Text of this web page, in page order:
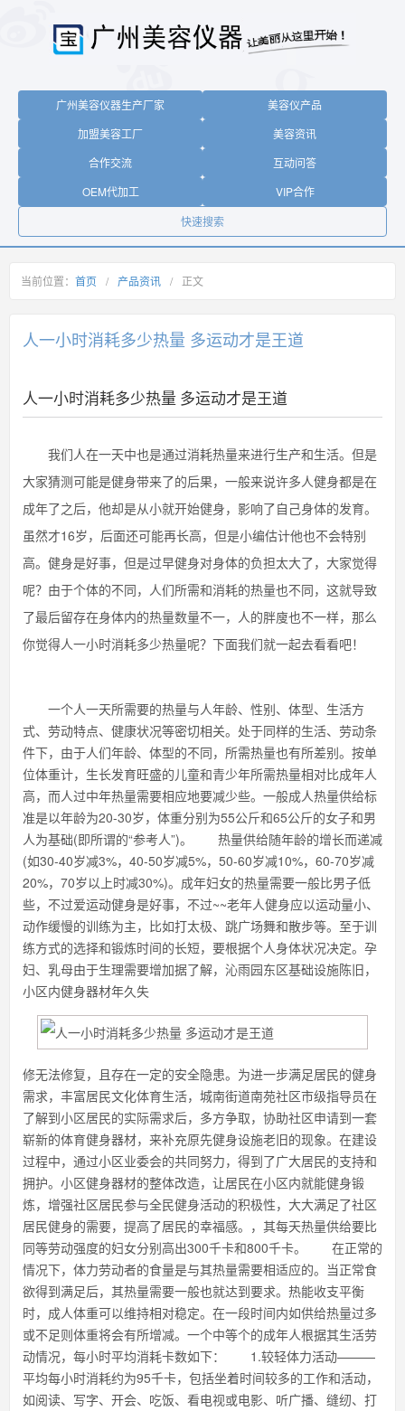
广州美容仪器生产厂家
美容仪产品
加盟美容工厂
美容资讯
合作交流
互动问答
OEM代加工
VIP合作
快速搜索
当前位置： 首页 / 产品资讯 / 正文
人一小时消耗多少热量 多运动才是王道
人一小时消耗多少热量 多运动才是王道
我们人在一天中也是通过消耗热量来进行生产和生活。但是
大家猜测可能是健身带来了的后果，一般来说许多人健身都是在
成年了之后，他却是从小就开始健身，影响了自己身体的发育。
虽然才16岁，后面还可能再长高，但是小编估计他也不会特别
高。健身是好事，但是过早健身对身体的负担太大了，大家觉得
呢？由于个体的不同，人们所需和消耗的热量也不同，这就导致
了最后留存在身体内的热量数量不一，人的胖廋也不一样，那么
你觉得人一小时消耗多少热量呢？下面我们就一起去看看吧！
一个人一天所需要的热量与人年龄、性别、体型、生活方
式、劳动特点、健康状况等密切相关。处于同样的生活、劳动条
件下，由于人们年龄、体型的不同，所需热量也有所差别。按单
位体重计，生长发育旺盛的儿童和青少年所需热量相对比成年人
高，而人过中年热量需要相应地要减少些。一般成人热量供给标
准是以年龄为20-30岁，体重分别为55公斤和65公斤的女子和男
人为基础(即所谓的“参考人”)。 热量供给随年龄的增长而递减
(如30-40岁减3%，40-50岁减5%，50-60岁减10%，60-70岁减
20%，70岁以上时减30%)。成年妇女的热量需要一般比男子低
些，不过爱运动健身是好事，不过~~老年人健身应以运动量小、
动作缓慢的训练为主，比如打太极、跳广场舞和散步等。至于训
练方式的选择和锻炼时间的长短，要根据个人身体状况决定。孕
妇、乳母由于生理需要增加据了解，沁雨园东区基础设施陈旧，
小区内健身器材年久失
修无法修复，且存在一定的安全隐患。为进一步满足居民的健身
需求，丰富居民文化体育生活，城南街道南苑社区市级指导员在
了解到小区居民的实际需求后，多方争取，协助社区申请到一套
崭新的体育健身器材，来补充原先健身设施老旧的现象。在建设
过程中，通过小区业委会的共同努力，得到了广大居民的支持和
拥护。小区健身器材的整体改造，让居民在小区内就能健身锻
炼，增强社区居民参与全民健身活动的积极性，大大满足了社区
居民健身的需要，提高了居民的幸福感。，其每天热量供给要比
同等劳动强度的妇女分别高出300千卡和800千卡。 在正常的
情况下，体力劳动者的食量是与其热量需要相适应的。当正常食
欲得到满足后，其热量需要一般也就达到要求。热能收支平衡
时，成人体重可以维持相对稳定。在一段时间内如供给热量过多
或不足则体重将会有所增减。一个中等个的成年人根据其生活劳
动情况，每小时平均消耗卡数如下： 1.较轻体力活动———
平均每小时消耗约为95千卡，包括坐着时间较多的工作和活动，
如阅读、写字、开会、吃饭、看电视或电影、听广播、缝纫、打